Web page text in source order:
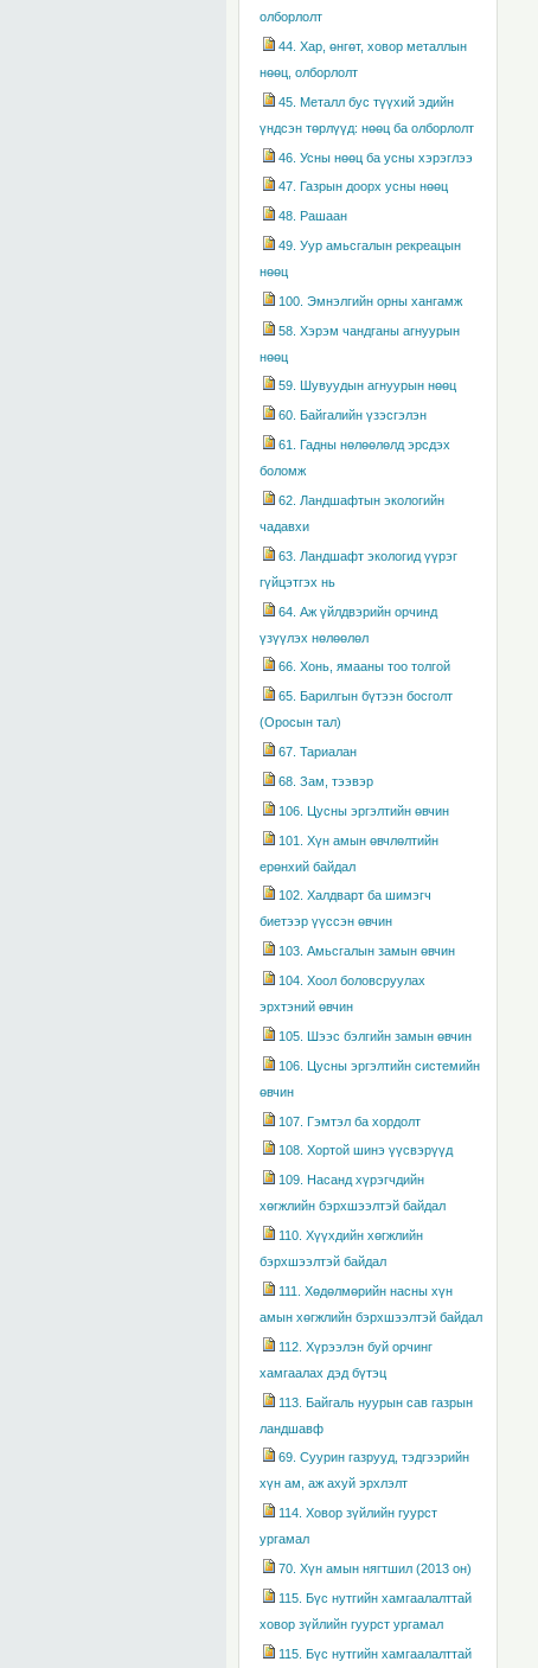
олборлолт
44. Хар, өнгөт, ховор металлын
нөөц, олборлолт
45. Металл бус түүхий эдийн
үндсэн төрлүүд: нөөц ба олборлолт
46. Усны нөөц ба усны хэрэглээ
47. Газрын доорх усны нөөц
48. Рашаан
49. Уур амьсгалын рекреацын
нөөц
100. Эмнэлгийн орны хангамж
58. Хэрэм чандганы агнуурын
нөөц
59. Шувуудын агнуурын нөөц
60. Байгалийн үзэсгэлэн
61. Гадны нөлөөлөлд эрсдэх
боломж
62. Ландшафтын экологийн
чадавхи
63. Ландшафт экологид үүрэг
гүйцэтгэх нь
64. Аж үйлдвэрийн орчинд
үзүүлэх нөлөөлөл
66. Хонь, ямааны тоо толгой
65. Барилгын бүтээн босголт
(Оросын тал)
67. Тариалан
68. Зам, тээвэр
106. Цусны эргэлтийн өвчин
101. Хүн амын өвчлөлтийн
ерөнхий байдал
102. Халдварт ба шимэгч
биетээр үүссэн өвчин
103. Амьсгалын замын өвчин
104. Хоол боловсруулах
эрхтэний өвчин
105. Шээс бэлгийн замын өвчин
106. Цусны эргэлтийн системийн
өвчин
107. Гэмтэл ба хордолт
108. Хортой шинэ үүсвэрүүд
109. Насанд хүрэгчдийн
хөгжлийн бэрхшээлтэй байдал
110. Хүүхдийн хөгжлийн
бэрхшээлтэй байдал
111. Хөдөлмөрийн насны хүн
амын хөгжлийн бэрхшээлтэй байдал
112. Хүрээлэн буй орчинг
хамгаалах дэд бүтэц
113. Байгаль нуурын сав газрын
ландшавф
69. Суурин газрууд, тэдгээрийн
хүн ам, аж ахуй эрхлэлт
114. Ховор зүйлийн гуурст
ургамал
70. Хүн амын нягтшил (2013 он)
115. Бүс нутгийн хамгаалалттай
ховор зүйлийн гуурст ургамал
115. Бүс нутгийн хамгаалалттай